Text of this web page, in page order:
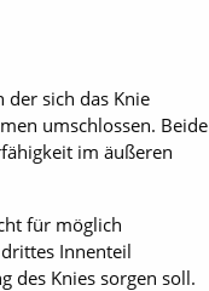
der sich das Knie
umschlossen. Beide
im äußeren
für möglich
Innenteil
des Knies sorgen soll.